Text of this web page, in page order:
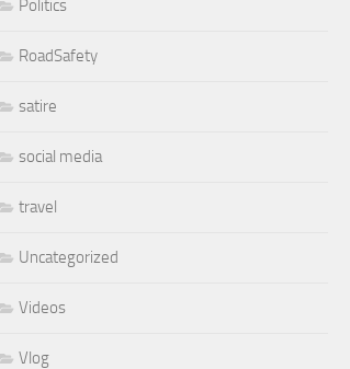
Politics
RoadSafety
satire
social media
travel
Uncategorized
Videos
Vlog